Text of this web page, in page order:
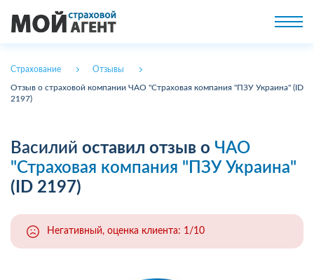
Страхование Отзывы
Отзыв о страховой компании ЧАО "Страховая компания "ПЗУ Украина" (ID
2197)
Василий оставил отзыв о ЧАО
"Страховая компания "ПЗУ Украина"
(ID 2197)
Негативный, оценка клиента: 1/10